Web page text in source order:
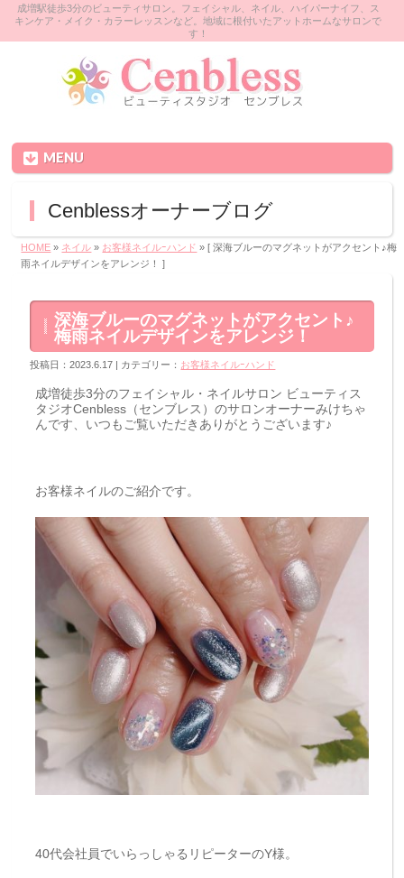
成増駅徒歩3分のビューティサロン。フェイシャル、ネイル、ハイパーナイフ、ス
キンケア・メイク・カラーレッスンなど。地域に根付いたアットホームなサロンで
す！
MENU
Cenblessオーナーブログ
HOME » ネイル » お客様ネイルｰハンド » [ 深海ブルーのマグネットがアクセント♪梅
雨ネイルデザインをアレンジ！ ]
深海ブルーのマグネットがアクセント♪
梅雨ネイルデザインをアレンジ！
投稿日：2023.6.17 | カテゴリー： お客様ネイルｰハンド
成増徒歩3分のフェイシャル・ネイルサロン ビューティス
タジオCenbless（センブレス）のサロンオーナーみけちゃ
んです、いつもご覧いただきありがとうございます♪
お客様ネイルのご紹介です。
40代会社員でいらっしゃるリピーターのY様。